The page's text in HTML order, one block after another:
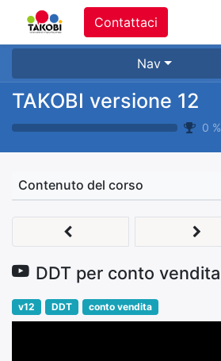
Contattaci
Nav
TAKOBI versione 12
0 %
Contenuto del corso
DDT per conto vendita
v12 DDT conto vendita